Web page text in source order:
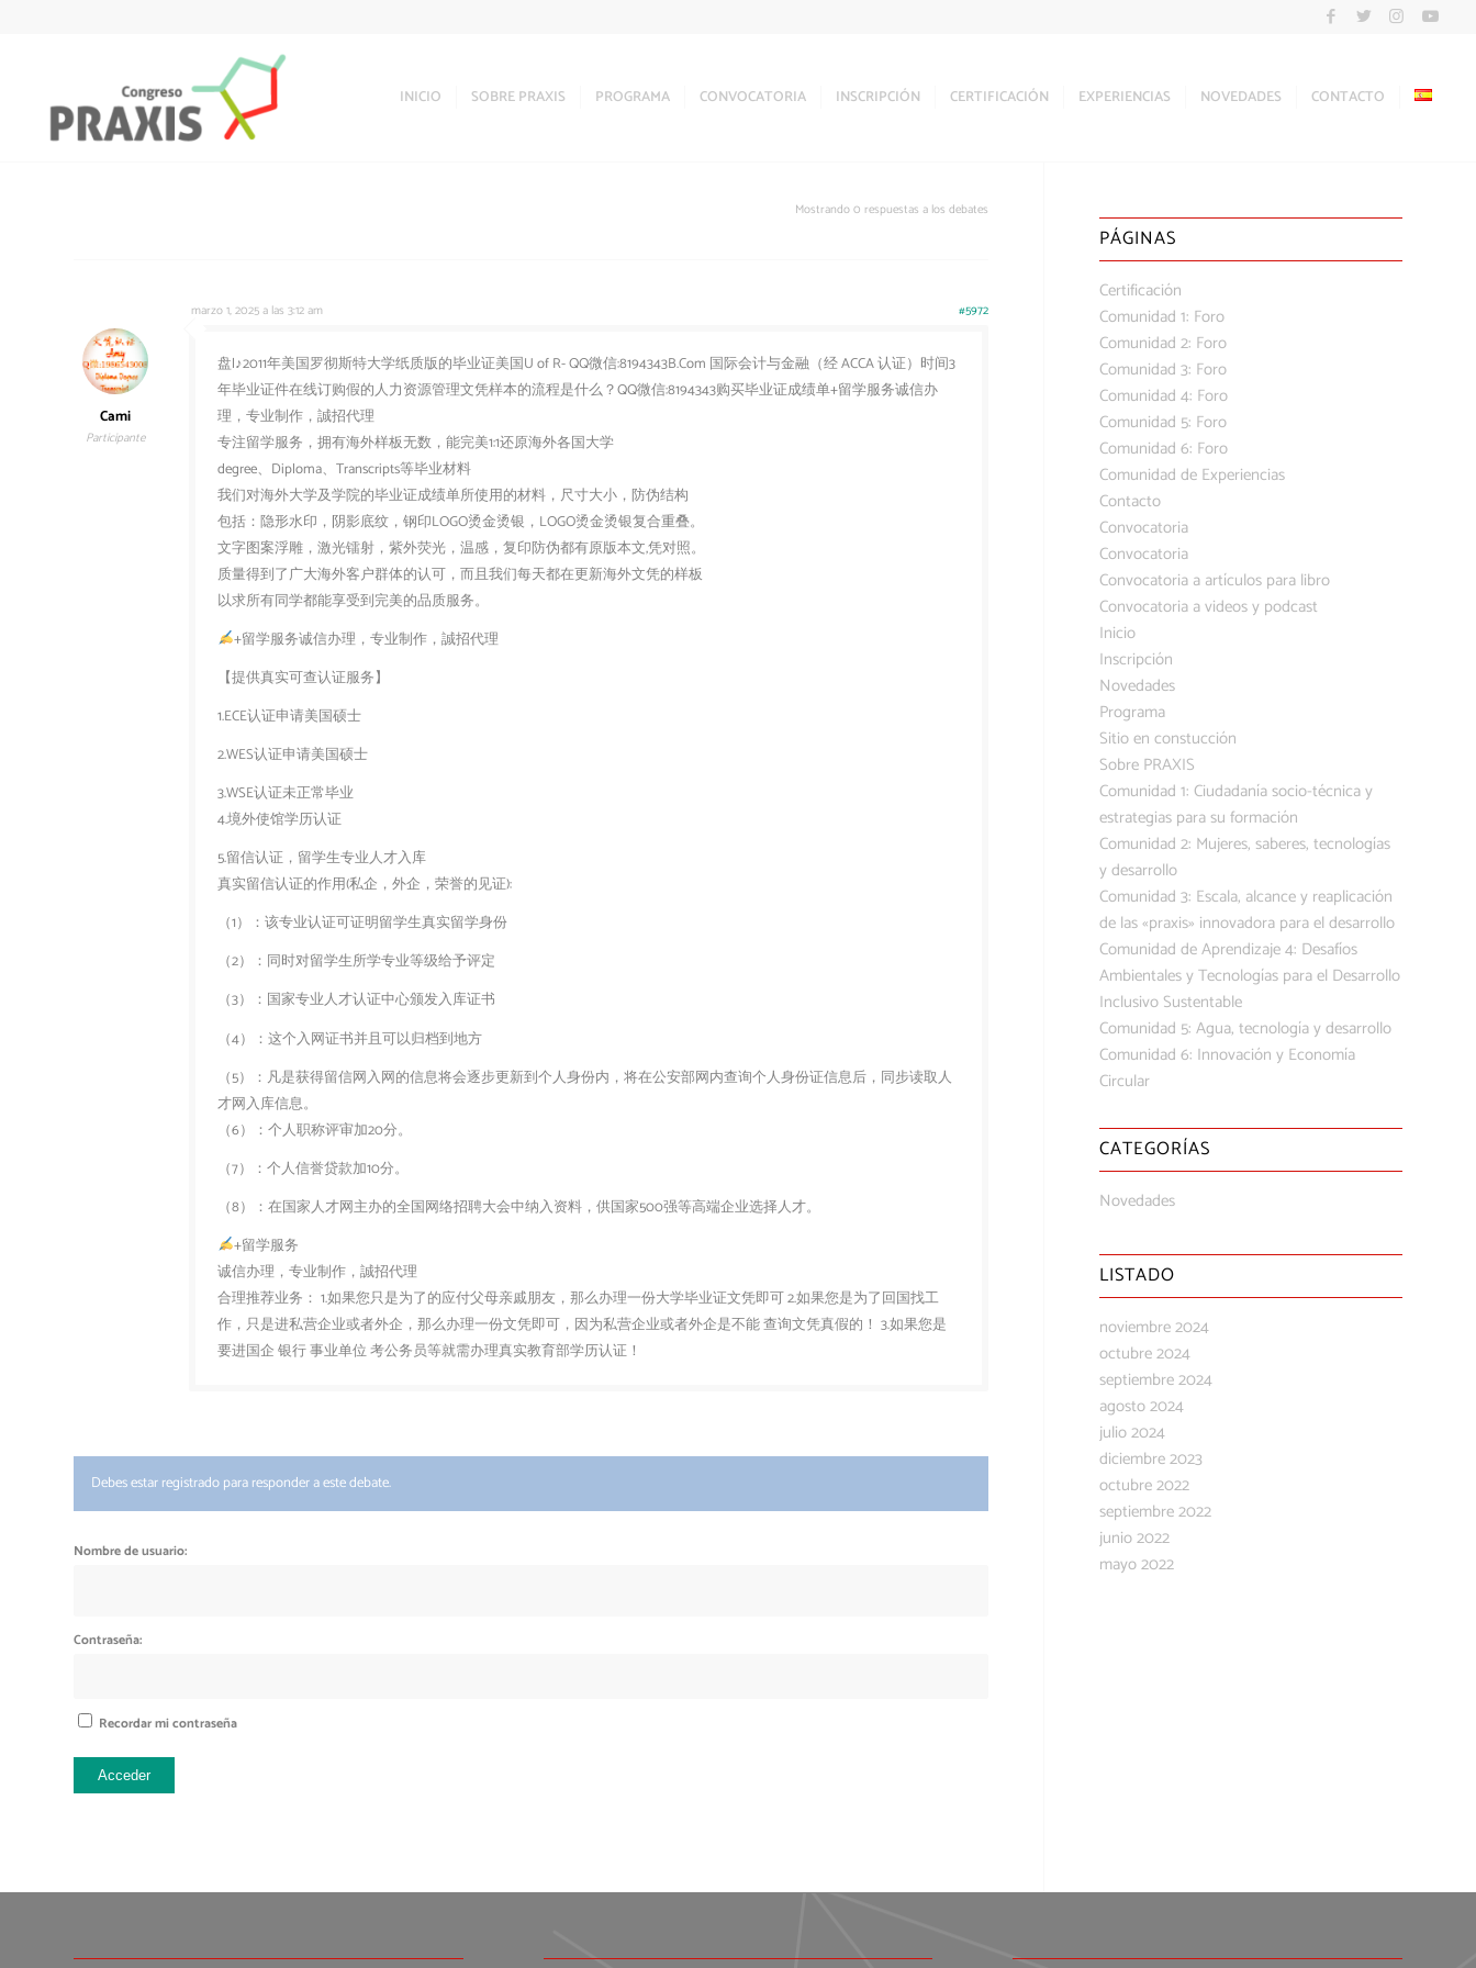
INICIO SOBRE PRAXIS PROGRAMA CONVOCATORIA INSCRIPCIÓN CERTIFICACIÓN EXPERIENCIAS NOVEDADES CONTACTO
Mostrando 0 respuestas a los debates
marzo 1, 2025 a las 3:12 am #5972
Cami
Participante
盘l♪2011年美国罗彻斯特大学纸质版的毕业证美国U of R- QQ微信:8194343B.Com 国际会计与金融（经 ACCA 认证）时间3
年毕业证件在线订购假的人力资源管理文凭样本的流程是什么？QQ微信:8194343购买毕业证成绩单+留学服务诚信办
理，专业制作，誠招代理
专注留学服务，拥有海外样板无数，能完美1:1还原海外各国大学
degree、Diploma、Transcripts等毕业材料
我们对海外大学及学院的毕业证成绩单所使用的材料，尺寸大小，防伪结构
包括：隐形水印，阴影底纹，钢印LOGO烫金烫银，LOGO烫金烫银复合重叠。
文字图案浮雕，激光镭射，紫外荧光，温感，复印防伪都有原版本文,凭对照。
质量得到了广大海外客户群体的认可，而且我们每天都在更新海外文凭的样板
以求所有同学都能享受到完美的品质服务。
+留学服务诚信办理，专业制作，誠招代理
【提供真实可查认证服务】
1.ECE认证申请美国硕士
2.WES认证申请美国硕士
3.WSE认证未正常毕业
4.境外使馆学历认证
5.留信认证，留学生专业人才入库
真实留信认证的作用(私企，外企，荣誉的见证):
（1）：该专业认证可证明留学生真实留学身份
（2）：同时对留学生所学专业等级给予评定
（3）：国家专业人才认证中心颁发入库证书
（4）：这个入网证书并且可以归档到地方
（5）：凡是获得留信网入网的信息将会逐步更新到个人身份内，将在公安部网内查询个人身份证信息后，同步读取人
才网入库信息。
（6）：个人职称评审加20分。
（7）：个人信誉贷款加10分。
（8）：在国家人才网主办的全国网络招聘大会中纳入资料，供国家500强等高端企业选择人才。
+留学服务
诚信办理，专业制作，誠招代理
合理推荐业务： 1.如果您只是为了的应付父母亲戚朋友，那么办理一份大学毕业证文凭即可 2.如果您是为了回国找工
作，只是进私营企业或者外企，那么办理一份文凭即可，因为私营企业或者外企是不能 查询文凭真假的！ 3.如果您是
要进国企 银行 事业单位 考公务员等就需办理真实教育部学历认证！
Debes estar registrado para responder a este debate.
Nombre de usuario:
Contraseña:
Recordar mi contraseña
Acceder
PÁGINAS
Certificación
Comunidad 1: Foro
Comunidad 2: Foro
Comunidad 3: Foro
Comunidad 4: Foro
Comunidad 5: Foro
Comunidad 6: Foro
Comunidad de Experiencias
Contacto
Convocatoria
Convocatoria
Convocatoria a artículos para libro
Convocatoria a videos y podcast
Inicio
Inscripción
Novedades
Programa
Sitio en constucción
Sobre PRAXIS
Comunidad 1: Ciudadanía socio-técnica y
estrategias para su formación
Comunidad 2: Mujeres, saberes, tecnologías
y desarrollo
Comunidad 3: Escala, alcance y reaplicación
de las «praxis» innovadora para el desarrollo
Comunidad de Aprendizaje 4: Desafíos
Ambientales y Tecnologías para el Desarrollo
Inclusivo Sustentable
Comunidad 5: Agua, tecnología y desarrollo
Comunidad 6: Innovación y Economía
Circular
CATEGORÍAS
Novedades
LISTADO
noviembre 2024
octubre 2024
septiembre 2024
agosto 2024
julio 2024
diciembre 2023
octubre 2022
septiembre 2022
junio 2022
mayo 2022